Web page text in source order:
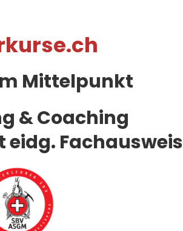
Mittelpunkt
& Coaching
eidg. Fachausweis